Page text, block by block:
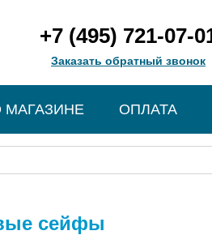
+7 (495) 721-07-
Заказать обратный звонок
МАГАЗИНЕ ОПЛАТА
сейфы